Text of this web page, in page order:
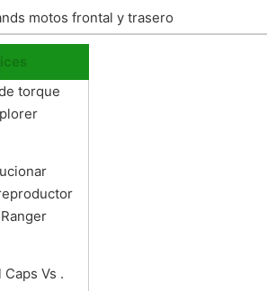
motos frontal y trasero
torque
Vs .